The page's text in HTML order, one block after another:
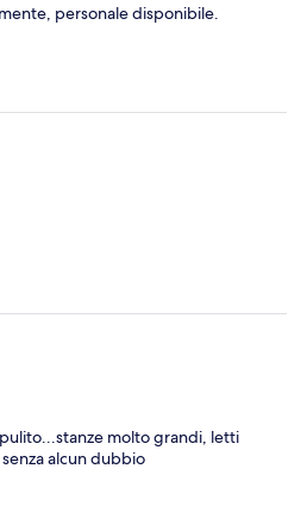
personale disponibile.
molto grandi, letti
alcun dubbio